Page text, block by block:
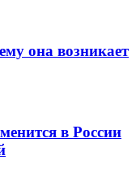
она возникает
в России